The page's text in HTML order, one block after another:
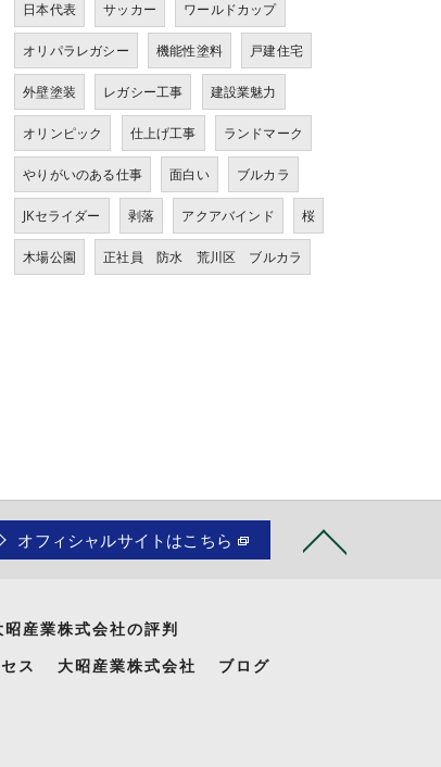
日本代表 サッカー ワールドカップ
オリパラレガシー 機能性塗料 戸建住宅
外壁塗装 レガシー工事 建設業魅力
オリンピック 仕上げ工事 ランドマーク
やりがいのある仕事 面白い ブルカラ
JKセライダー 剥落 アクアバインド 桜
木場公園 正社員 防水 荒川区 ブルカラ
オフィシャルサイトはこちら
産業株式会社の評判
ス 大昭産業株式会社
ブログ